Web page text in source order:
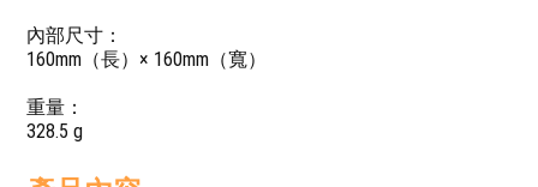
內部尺寸：
160mm（長）× 160mm（寬）
重量：
328.5 g